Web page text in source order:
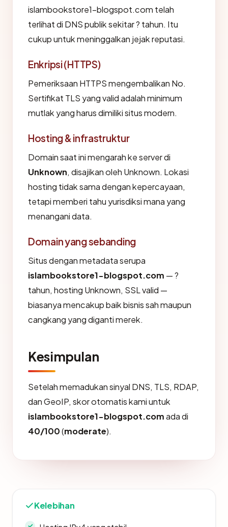
islambookstore1-blogspot.com telah
terlihat di DNS publik sekitar ? tahun. Itu
cukup untuk meninggalkan jejak reputasi.
Enkripsi (HTTPS)
Pemeriksaan HTTPS mengembalikan No.
Sertifikat TLS yang valid adalah minimum
mutlak yang harus dimiliki situs modern.
Hosting & infrastruktur
Domain saat ini mengarah ke server di
Unknown, disajikan oleh Unknown. Lokasi
hosting tidak sama dengan kepercayaan,
tetapi memberi tahu yurisdiksi mana yang
menangani data.
Domain yang sebanding
Situs dengan metadata serupa
islambookstore1-blogspot.com — ?
tahun, hosting Unknown, SSL valid —
biasanya mencakup baik bisnis sah maupun
cangkang yang diganti merek.
Kesimpulan
Setelah memadukan sinyal DNS, TLS, RDAP,
dan GeoIP, skor otomatis kami untuk
islambookstore1-blogspot.comada di
40/100(moderate).
Kelebihan